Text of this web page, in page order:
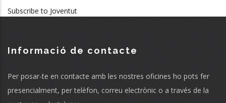
Subscribe to Joventut
Informació de contacte
Per posar-te en contacte amb les nostres oficines ho pots fer
presencialment, per telèfon, correu electrònic o a través de la